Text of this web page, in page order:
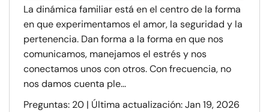
La dinámica familiar está en el centro de la forma
en que experimentamos el amor, la seguridad y la
pertenencia. Dan forma a la forma en que nos
comunicamos, manejamos el estrés y nos
conectamos unos con otros. Con frecuencia, no
nos damos cuenta ple...
Preguntas: 20 | Última actualización: Jan 19, 2026